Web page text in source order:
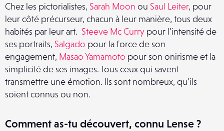
Chez les pictorialistes, Sarah Moon ou Saul Leiter, pour
leur côté précurseur, chacun à leur manière, tous deux
habités par leur art. Steeve Mc Curry pour l’intensité de
ses portraits, Salgado pour la force de son
engagement, Masao Yamamoto pour son onirisme et la
simplicité de ses images. Tous ceux qui savent
transmettre une émotion. Ils sont nombreux, qu’ils
soient connus ou non.
Comment as-tu découvert, connu Lense ?